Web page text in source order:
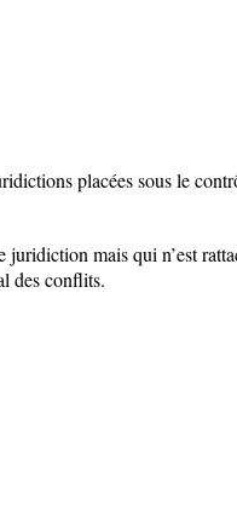
placées sous le
mais qui n’est
des conflits.